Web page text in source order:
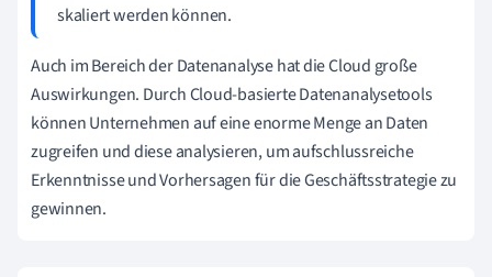
skaliert werden können.
Auch im Bereich der Datenanalyse hat die Cloud große
Auswirkungen. Durch Cloud-basierte Datenanalysetools
können Unternehmen auf eine enorme Menge an Daten
zugreifen und diese analysieren, um aufschlussreiche
Erkenntnisse und Vorhersagen für die Geschäftsstrategie zu
gewinnen.